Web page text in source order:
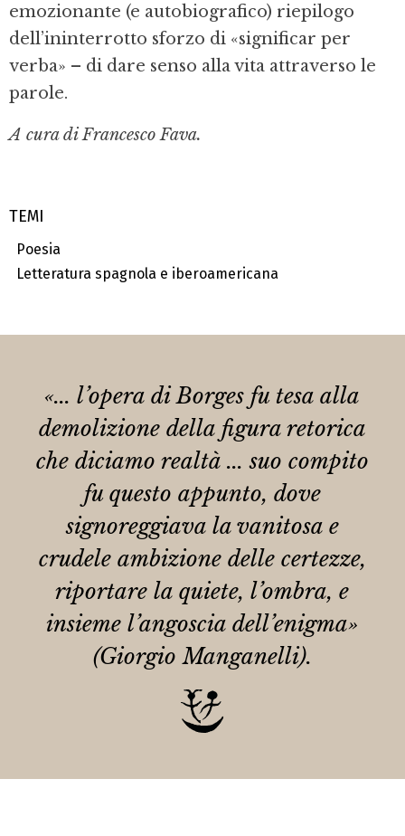
TEMI
Poesia
Letteratura spagnola e iberoamericana
emozionante (e autobiografico) riepilogo
dell’ininterrotto sforzo di «significar per
verba» – di dare senso alla vita attraverso le
parole.
A cura di Francesco Fava.
«... l’opera di Borges fu tesa alla
demolizione della figura retorica
che diciamo realtà ... suo compito
fu questo appunto, dove
signoreggiava la vanitosa e
crudele ambizione delle certezze,
riportare la quiete, l’ombra, e
insieme l’angoscia dell’enigma»
(Giorgio Manganelli).